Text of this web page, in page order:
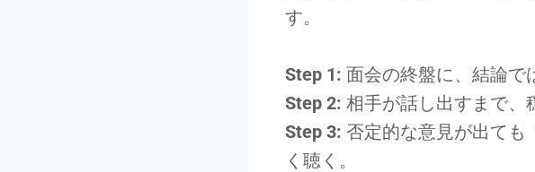
す。
Step 1: 面会の終盤に、結論で
Step 2: 相手が話し出すまで、
Step 3: 否定的な意見が出ても
く聴く。